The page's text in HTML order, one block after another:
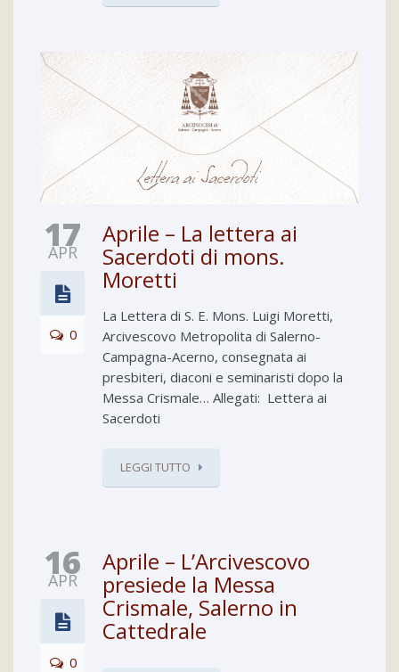
17
APR
0
Aprile – La lettera ai
Sacerdoti di mons.
Moretti
La Lettera di S. E. Mons. Luigi Moretti,
Arcivescovo Metropolita di Salerno-
Campagna-Acerno, consegnata ai
presbiteri, diaconi e seminaristi dopo la
Messa Crismale… Allegati: Lettera ai
Sacerdoti
LEGGI TUTTO
16
APR
0
Aprile – L’Arcivescovo
presiede la Messa
Crismale, Salerno in
Cattedrale